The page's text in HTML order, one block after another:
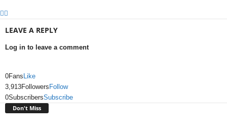
LEAVE A REPLY
Log in to leave a comment
0Fans Like
3,913Followers Follow
0SubscribersSubscribe
Don't Miss